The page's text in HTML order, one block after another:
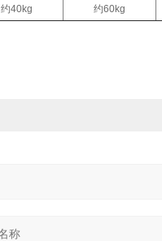
约40kg 约60kg